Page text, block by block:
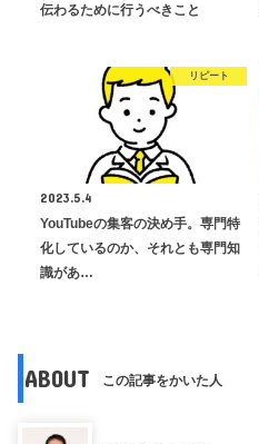
伝わるために行うべきこと
リピート
2023.5.4
YouTubeの集客の決め手。専門特
化しているのか、それとも専門知
識があ…
ABOUT この記事をかいた人